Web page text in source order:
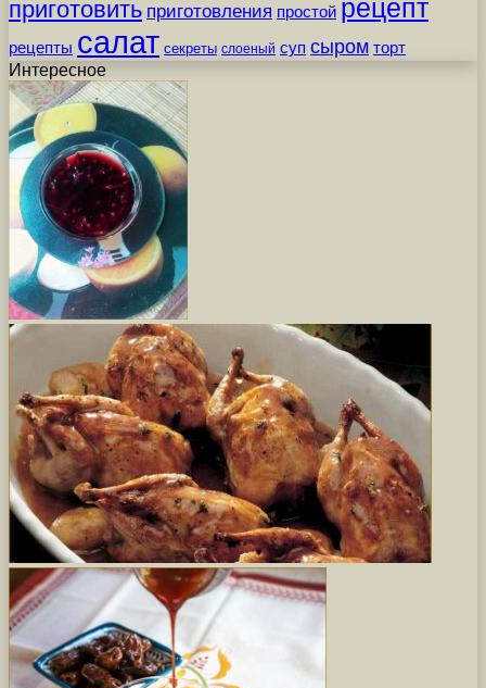
приготовить приготовления простой рецепт
рецепты салат секреты слоеный суп сыром торт
Интересное